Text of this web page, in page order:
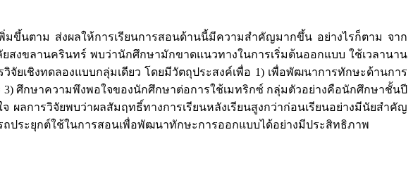
ขึ้นตาม ส่งผลให้การเรียนการสอนด้านนี้มีความสำคัญมากขึ้น อย่างไรก็ตาม จาก
งขลานครินทร์ พบว่านักศึกษามักขาดแนวทางในการเริ่มต้นออกแบบ ใช้เวลานาน
ยเชิงทดลองแบบกลุ่มเดียว โดยมีวัตถุประสงค์เพื่อ 1) เพื่อพัฒนาการทักษะด้านการ
3) ศึกษาความพึงพอใจของนักศึกษาต่อการใช้เมทริกซ์ กลุ่มตัวอย่างคือนักศึกษาชั้นปี
ลการวิจัยพบว่าผลสัมฤทธิ์ทางการเรียนหลังเรียนสูงกว่าก่อนเรียนอย่างมีนัยสำคัญ
ประยุกต์ใช้ในการสอนเพื่อพัฒนาทักษะการออกแบบได้อย่างมีประสิทธิภาพ